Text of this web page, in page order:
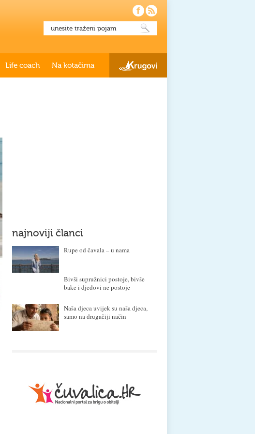
Life coach Na kotačima
najnoviji članci
Rupe od čavala – u nama
Bivši supružnici postoje, bivše
bake i djedovi ne postoje
Naša djeca uvijek su naša djeca,
samo na drugačiji način